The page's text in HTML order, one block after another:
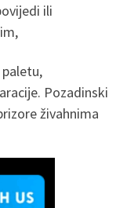
ili
Pozadinski
živahnima